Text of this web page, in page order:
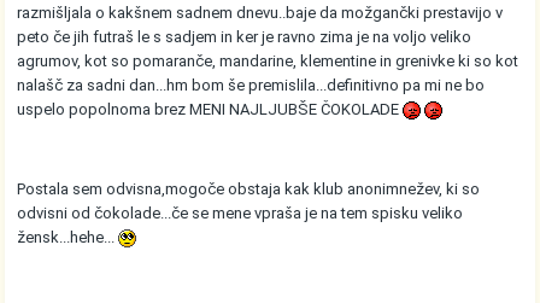
razmišljala o kakšnem sadnem dnevu..baje da možgančki prestavijo v
peto če jih futraš le s sadjem in ker je ravno zima je na voljo veliko
agrumov, kot so pomaranče, mandarine, klementine in grenivke ki so kot
nalašč za sadni dan...hm bom še premislila...definitivno pa mi ne bo
uspelo popolnoma brez MENI NAJLJUBŠE ČOKOLADE
Postala sem odvisna,mogoče obstaja kak klub anonimnežev, ki so
odvisni od čokolade...če se mene vpraša je na tem spisku veliko
žensk...hehe...